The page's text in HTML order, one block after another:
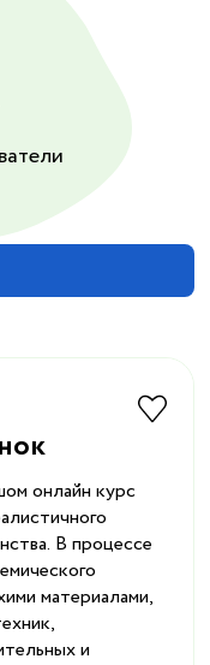
онлайн курс
В процессе
материалами,
и